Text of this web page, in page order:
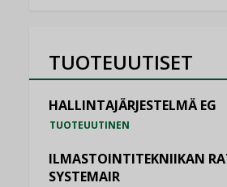
TUOTEUUTISET
HALLINTAJÄRJESTELMÄ EG
TUOTEUUTINEN
ILMASTOINTITEKNIIKAN
SYSTEMAIR